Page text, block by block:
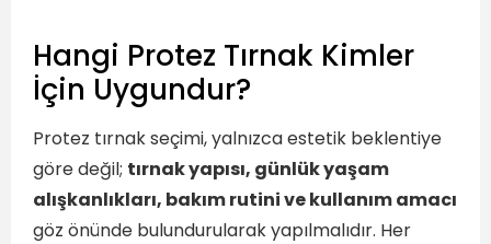
Hangi Protez Tırnak Kimler
İçin Uygundur?
Protez tırnak seçimi, yalnızca estetik beklentiye
göre değil; tırnak yapısı, günlük yaşam
alışkanlıkları, bakım rutini ve kullanım amacı
göz önünde bulundurularak yapılmalıdır. Her